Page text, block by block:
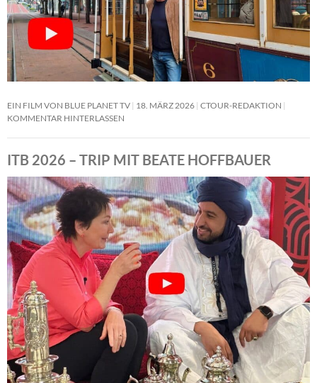
EIN FILM VON BLUE PLANET TV 18. MÄRZ 2026 CTOUR-REDAKTION
KOMMENTAR HINTERLASSEN
ITB 2026 – TRIP MIT BEATE HOFFBAUER